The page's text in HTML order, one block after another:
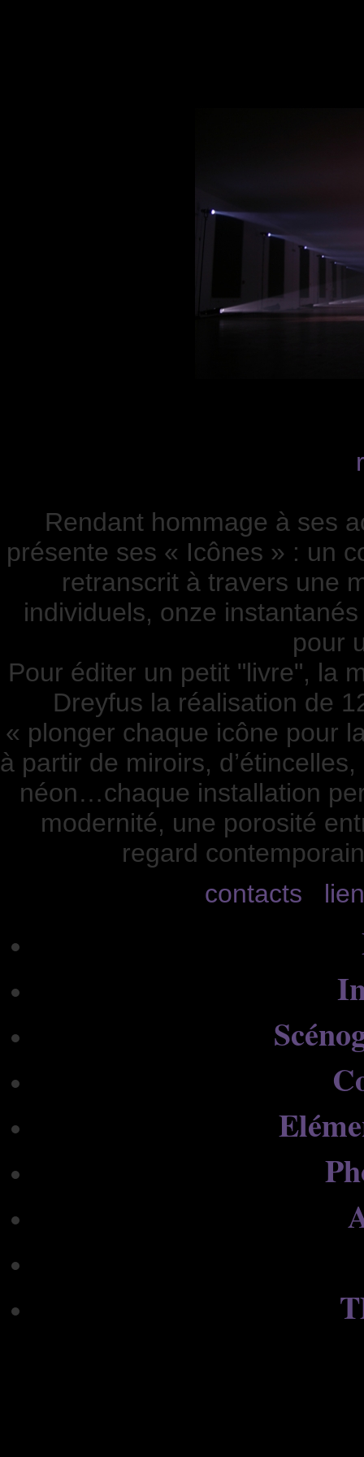
Rendant hommage à ses
présente ses « Icônes » : un
retranscrit à travers une
individuels, onze
pour
Pour éditer un petit "livre", la
Dreyfus la réalisation de
« plonger chaque icône pour
à partir de miroirs,
néon…chaque installation
modernité, une porosité
regard
contacts